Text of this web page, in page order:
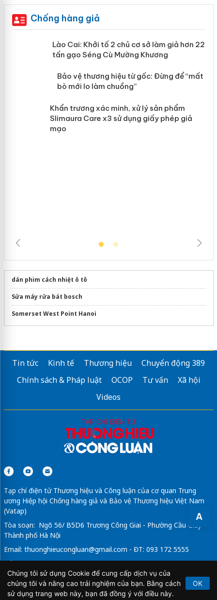
A
Chống hàng giả
Lào Cai: Khởi tố 2 chủ cơ sở làm giả
hơn 22 tấn gạo Séng Cù Mường
Bảo vệ thương hiệu từ gốc: Đừng để
“mất bò mới lo làm chuồng”
dán phim cách nhiệt ô tô
Sửa máy rửa bát bosch
Somerset West Point Hanoi
Tin tức Kinh tế Thương hiệu
Chuyển động 389
Chính sách & Pháp luật
OCOP Tư vấn
Xã hội
Videos
Tạp chí điện tử Thương hiệu và Công luận của cơ quan Trung
ương Hiệp hội Chống hàng giả và Bảo vệ Thương hiệu Việt Nam
(Vatap)
Tòa soạn: Ngõ 56/ B5D6 Trương Công Giai - Phường Cầu Giấy -
Thành phố Hà Nội
Email: thuonghieucongluan@gmail.com - ĐT: 093 172 5555
Tổng Biên Tập: Vũ Đức Thuận
Giấy phép hoạt động báo chí điện tử số 64/GP-BTTTT do Bộ
Thông tin và Truyền thông cấp ngày 21/2/2020.
Chúng tôi sử dụng Cookie để cung cấp dịch vụ của
chúng tôi và nâng cao trải nghiệm của bạn. Bằng cách
sử dụng trang web này, bạn đã đồng ý với điều này.
OK